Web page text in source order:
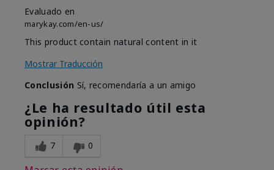
Evaluado en
marykay.com/en-us/
This product contain natural content in it
Mostrar Traducción
Conclusión Sí, recomendaría a un amigo
¿Le ha resultado útil esta
opinión?
7 0